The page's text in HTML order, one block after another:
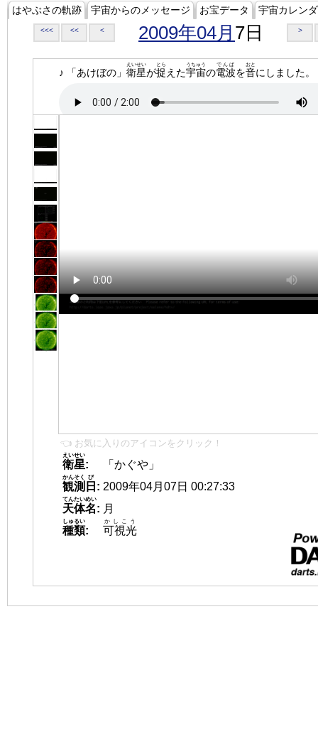
はやぶさの軌跡 宇宙からのメッセージ お宝データ 宇宙カレン
<<< << < 2009年04月 7日 >
♪ 「あけぼの」 衛星
えいせい
が捉
とら
えた宇宙
うちゅう
の電波
でんぱ
を音
おと
にしました。
👈 お気に入りのアイコンをクリック！
衛星
えいせい
:
「かぐや」
観測
かんそく
日
び
: 2009年04月07日 00:27:33
天体名
てんたいめい
: 月
種類
しゅるい
: 可視光
かしこう